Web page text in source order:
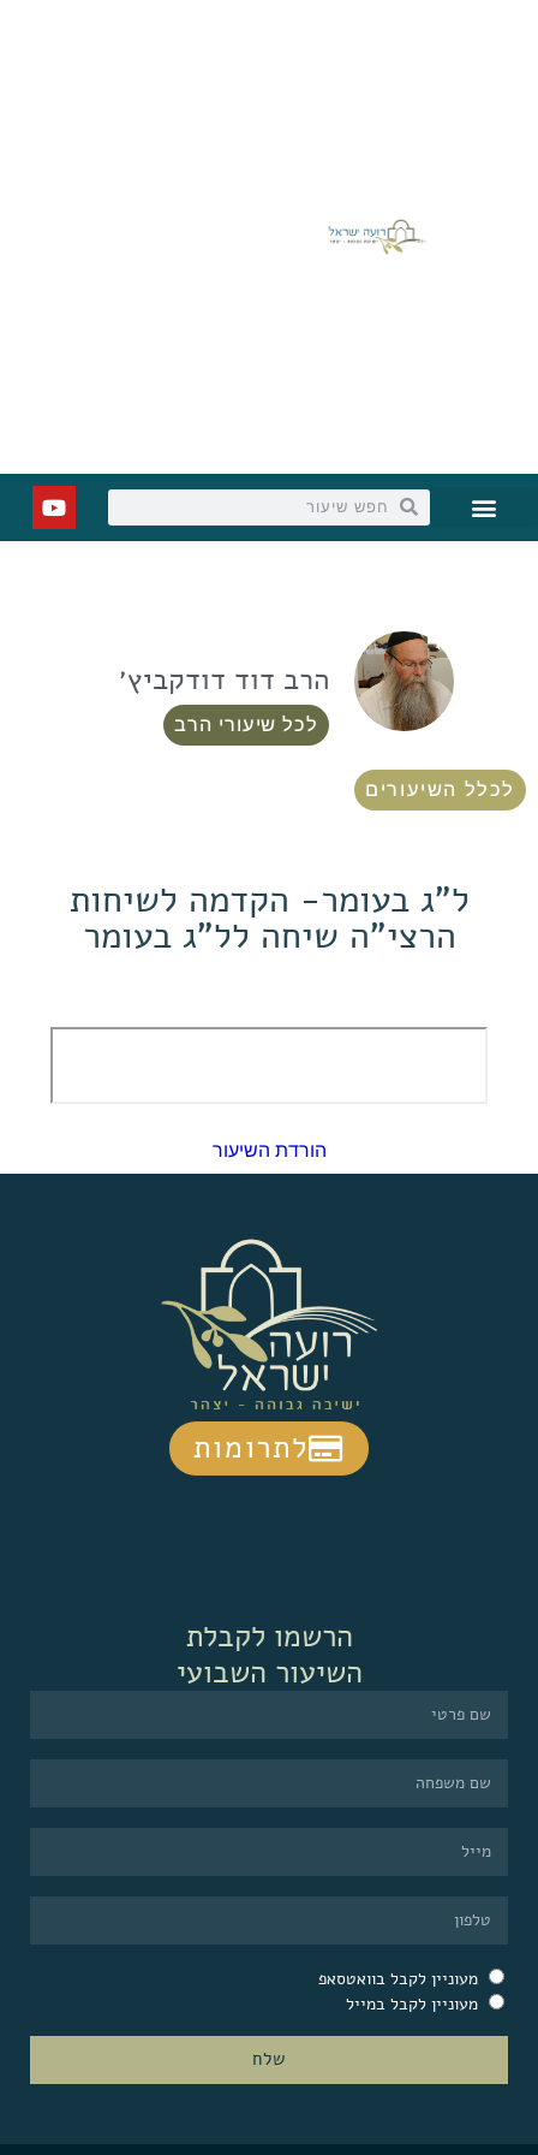
הרב דוד דודקביץ׳
לכל שיעורי הרב
לכלל השיעורים
ל"ג בעומר- הקדמה לשיחות
הרצי"ה שיחה לל"ג בעומר
הורדת השיעור
לתרומות
הרשמו לקבלת
השיעור השבועי
מעוניין לקבל בוואטסאפ
מעוניין לקבל במייל
שלח